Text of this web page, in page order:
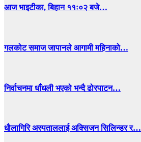
आज भाइटीका, बिहान ११ः०२ बजे…
गलकोट समाज जापानले आगामी महिनाको…
निर्वाचनमा धाँधली भएको भन्दै ढोरपाटन…
धाैलागिरि अस्पताललाई अक्सिजन सिलिन्डर र…